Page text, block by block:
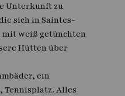
Unterkunft zu
sich in Saintes-
weiß getünchten
Hütten über
ein
Tennisplatz. Alles